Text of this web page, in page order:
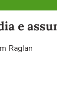
e
Raglan